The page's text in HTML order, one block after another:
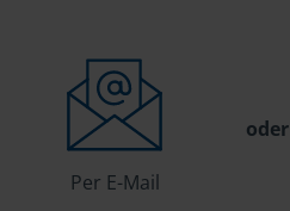
Per E-Mail
oder